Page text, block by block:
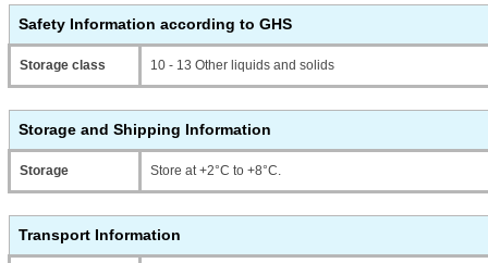
Safety Information according to GHS
Storage class 10 - 13 Other liquids and solids
Storage and Shipping Information
Storage Store at +2°C to +8°C.
Transport Information